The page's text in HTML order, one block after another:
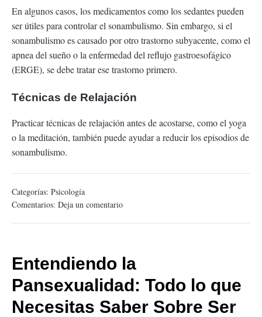
En algunos casos, los medicamentos como los sedantes pueden
ser útiles para controlar el sonambulismo. Sin embargo, si el
sonambulismo es causado por otro trastorno subyacente, como el
apnea del sueño o la enfermedad del reflujo gastroesofágico
(ERGE), se debe tratar ese trastorno primero.
Técnicas de Relajación
Practicar técnicas de relajación antes de acostarse, como el yoga
o la meditación, también puede ayudar a reducir los episodios de
sonambulismo.
Categorías: Psicología
Comentarios: Deja un comentario
Entendiendo la
Pansexualidad: Todo lo que
Necesitas Saber Sobre Ser